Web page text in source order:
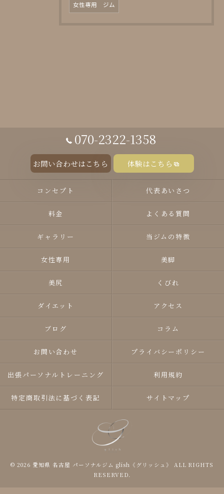
女性専用 ジム
070-2322-1358
お問い合わせはこちら 体験はこちら
コンセプト 代表あいさつ
料金 よくある質問
ギャラリー 当ジムの特徴
女性専用 美脚
美尻 くびれ
ダイエット アクセス
ブログ コラム
お問い合わせ プライバシーポリシー
出張パーソナルトレーニング 利用規約
特定商取引法に基づく表記 サイトマップ
© 2026 愛知県 名古屋 パーソナルジム glish《グリッシュ》 ALL RIGHTS
RESERVED.